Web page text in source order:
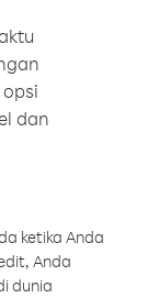
dan
ketika Anda
Anda
dunia